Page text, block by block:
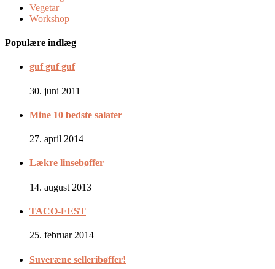
Vegetar
Workshop
Populære indlæg
guf guf guf
30. juni 2011
Mine 10 bedste salater
27. april 2014
Lækre linsebøffer
14. august 2013
TACO-FEST
25. februar 2014
Suveræne selleribøffer!